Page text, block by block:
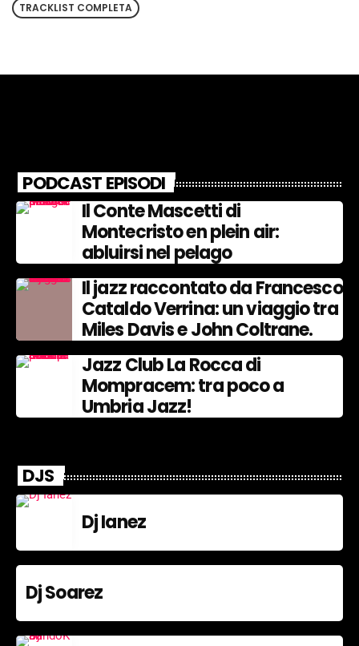
TRACKLIST COMPLETA
PODCAST EPISODI
Il Conte Mascetti di
Montecristo en plein air:
abluirsi nel pelago
Il jazz raccontato da Francesco
Cataldo Verrina: un viaggio tra
Miles Davis e John Coltrane.
Jazz Club La Rocca di
Mompracem: tra poco a
Umbria Jazz!
DJS
Dj Ianez
Dj Soarez